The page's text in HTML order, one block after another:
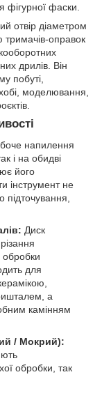
фігурної фаски.
отвір діаметром
тримачів-оправок
дрилів. Він
побуті,
моделювання,
напилення
і на обидві
його
інструмент не
підточування,
Диск
обробки
для
а
камінням
/ Мокрий):
обробки, так